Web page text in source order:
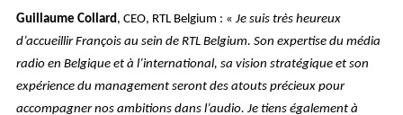
Guillaume Collard, CEO, RTL Belgium : « Je suis très heureux
d’accueillir François au sein de RTL Belgium. Son expertise du média
radio en Belgique et à l’international, sa vision stratégique et son
expérience du management seront des atouts précieux pour
accompagner nos ambitions dans l’audio. Je tiens également à